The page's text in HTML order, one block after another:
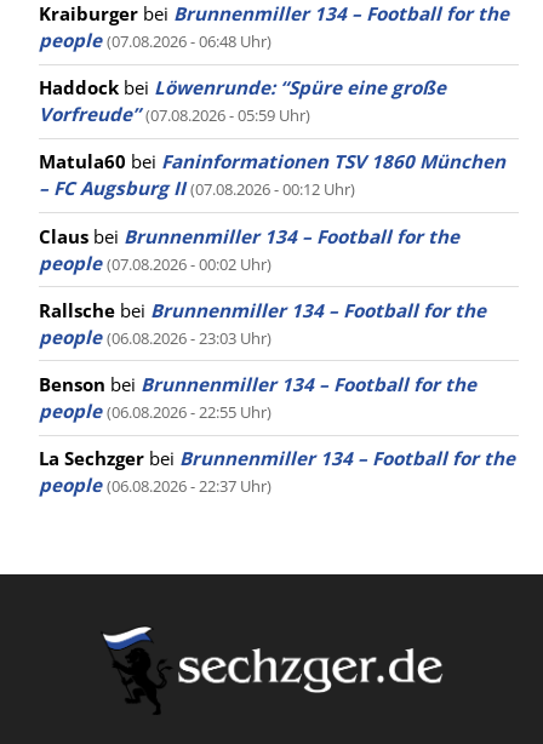
Kraiburger bei Brunnenmiller 134 – Football for the
people (07.08.2026 - 06:48 Uhr)
Haddock bei Löwenrunde: “Spüre eine große
Vorfreude” (07.08.2026 - 05:59 Uhr)
Matula60 bei Faninformationen TSV 1860 München
– FC Augsburg II (07.08.2026 - 00:12 Uhr)
Claus bei Brunnenmiller 134 – Football for the
people (07.08.2026 - 00:02 Uhr)
Rallsche bei Brunnenmiller 134 – Football for the
people (06.08.2026 - 23:03 Uhr)
Benson bei Brunnenmiller 134 – Football for the
people (06.08.2026 - 22:55 Uhr)
La Sechzger bei Brunnenmiller 134 – Football for the
people (06.08.2026 - 22:37 Uhr)